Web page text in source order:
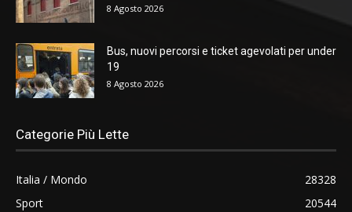
8 Agosto 2026
Bus, nuovi percorsi e ticket agevolati per under
19
8 Agosto 2026
Categorie Più Lette
Italia / Mondo
28328
Sport
20544